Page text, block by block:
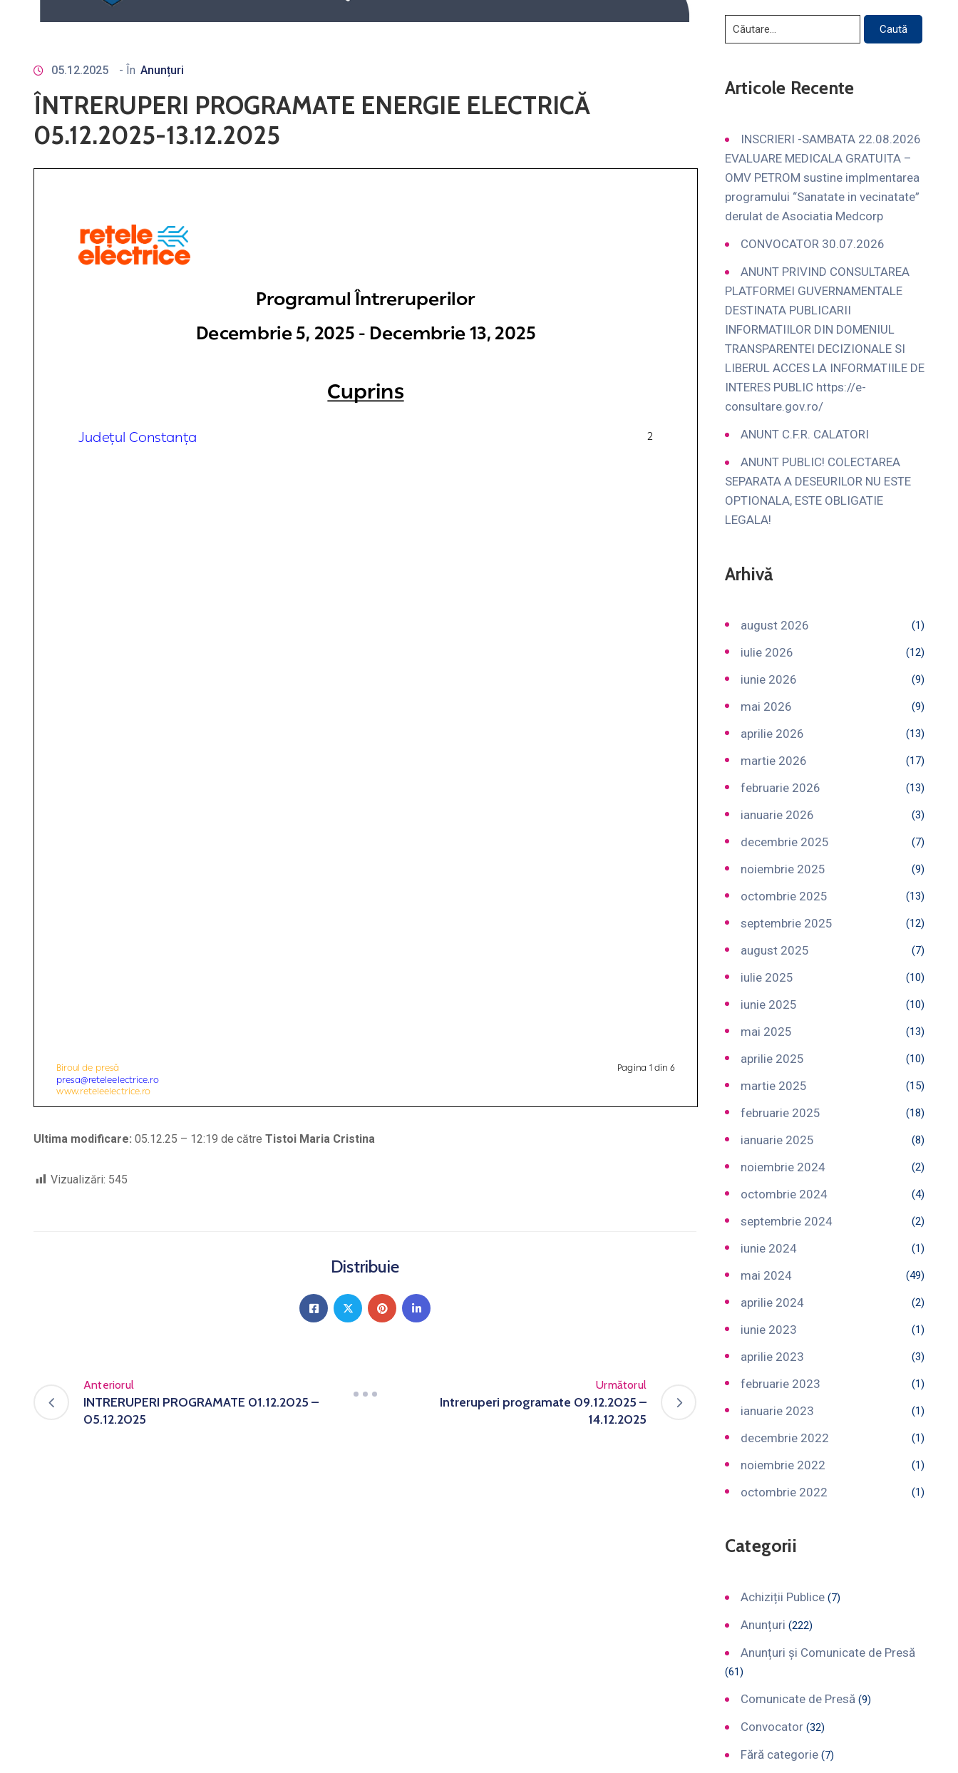
05.12.2025 - În Anunțuri
ÎNTRERUPERI PROGRAMATE ENERGIE ELECTRICĂ
05.12.2025-13.12.2025
Ultima modificare: 05.12.25 – 12:19 de către Tistoi Maria Cristina
Vizualizări: 545
Distribuie
Anteriorul
INTRERUPERI PROGRAMATE 01.12.2025 –
05.12.2025
Următorul
Intreruperi programate 09.12.2025 –
14.12.2025
Articole Recente
INSCRIERI -SAMBATA 22.08.2026
EVALUARE MEDICALA GRATUITA –
OMV PETROM sustine implmentarea
programului “Sanatate in vecinatate”
derulat de Asociatia Medcorp
CONVOCATOR 30.07.2026
ANUNT PRIVIND CONSULTAREA
PLATFORMEI GUVERNAMENTALE
DESTINATA PUBLICARII
INFORMATIILOR DIN DOMENIUL
TRANSPARENTEI DECIZIONALE SI
LIBERUL ACCES LA INFORMATIILE DE
INTERES PUBLIC https://e-
consultare.gov.ro/
ANUNT C.F.R. CALATORI
ANUNT PUBLIC! COLECTAREA
SEPARATA A DESEURILOR NU ESTE
OPTIONALA, ESTE OBLIGATIE
LEGALA!
Arhivă
august 2026 (1)
iulie 2026 (12)
iunie 2026 (9)
mai 2026 (9)
aprilie 2026 (13)
martie 2026 (17)
februarie 2026 (13)
ianuarie 2026 (3)
decembrie 2025 (7)
noiembrie 2025 (9)
octombrie 2025 (13)
septembrie 2025 (12)
august 2025 (7)
iulie 2025 (10)
iunie 2025 (10)
mai 2025 (13)
aprilie 2025 (10)
martie 2025 (15)
februarie 2025 (18)
ianuarie 2025 (8)
noiembrie 2024 (2)
octombrie 2024 (4)
septembrie 2024 (2)
iunie 2024 (1)
mai 2024 (49)
aprilie 2024 (2)
iunie 2023 (1)
aprilie 2023 (3)
februarie 2023 (1)
ianuarie 2023 (1)
decembrie 2022 (1)
noiembrie 2022 (1)
octombrie 2022 (1)
Categorii
Achiziții Publice (7)
Anunțuri (222)
Anunțuri și Comunicate de Presă
(61)
Comunicate de Presă (9)
Convocator (32)
Fără categorie (7)